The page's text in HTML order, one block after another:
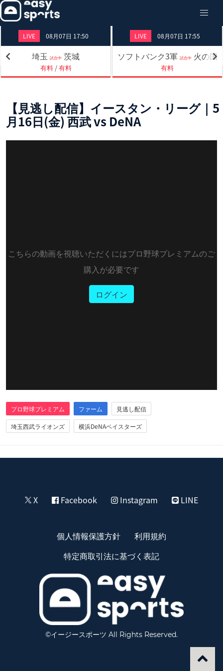
LIVE 08月07日 17:50
埼玉 試合中 茨城
有料/有料
LIVE 08月07日 17:55
ソフトバンク3軍 試合中 火の国
有料
【見逃し配信】イースタン・リーグ｜5
月16日(金) 西武 vs DeNA
こちらの動画を視聴いただくにはプロ野球プレミアムのご
購入が必要です
ログイン
プロ野球プレミアム ファーム
見逃し配信
埼玉西武ライオンズ
横浜DeNAベイスターズ
X Facebook Instagram LINE
個人情報保護方針
利用規約
特定商取引法に基づく表記
©イージースポーツ All Rights Reserved.